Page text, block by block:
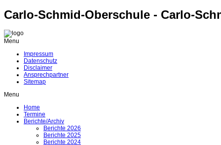
Carlo-Schmid-Oberschule - Carlo-
Menu
Impressum
Datenschutz
Disclaimer
Ansprechpartner
Sitemap
Menu
Home
Termine
Berichte/Archiv
Berichte 2026
Berichte 2025
Berichte 2024